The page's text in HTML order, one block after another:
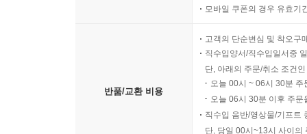
모바일 쿠폰의 경우 유효기
반품/교환 비용
고객의 단순변심 및 착오구
직수입양서/직수입일서중
단, 아래의 주문/취소 조건
오늘 00시 ~ 06시 30분
오늘 06시 30분 이후 주
직수입 음반/영상물/기프트
단, 당일 00시~13시 사이의